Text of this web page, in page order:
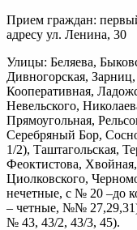
Прием граждан:
адресу ул. Ленина, 30
Улицы: Беляева,
Дивногорская,
Кооперативная,
Невельского,
Прямоугольная,
Серебряный Бор,
1/2), Таштагольская,
Феоктистова,
Циолковского,
нечетные, с № 20 –до
– четные, №№
№ 43, 43/2, 43/3, 45).